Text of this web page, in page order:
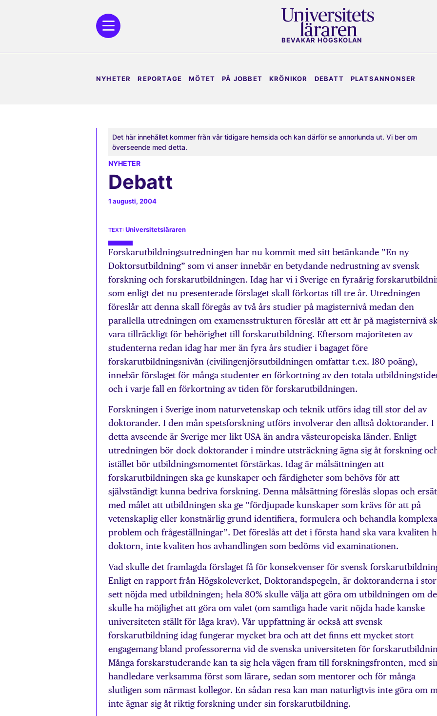
BEVAKAR HÖGSKOLAN
NYHETER REPORTAGE MÖTET PÅ JOBBET KRÖNIKOR DEBATT PLATSANNONSER
Det här innehållet kommer från vår tidigare hemsida och kan därför se annorlunda ut. Vi ber om
överseende med detta.
NYHETER
Debatt
1 augusti, 2004
Universitetsläraren
Forskarutbildningsutredningen har nu kommit med sitt betänkande ”En ny
Doktorsutbildning” som vi anser innebär en betydande nedrustning av svensk
forskning och forskarutbildningen. Idag har vi i Sverige en fyraårig
som enligt det nu presenterade förslaget skall förkortas till tre år. Utredningen
föreslår att denna skall föregås av två års studier på magisternivå medan den
parallella utredningen om examensstrukturen föreslår att ett år på magisternivå
vara tillräckligt för behörighet till forskarutbildning. Eftersom majoriteten av
studenterna redan idag har mer än fyra års studier i bagaget före
forskarutbildningsnivån (civilingenjörsutbildningen omfattar t.ex. 180 poäng),
innebär förslaget för många studenter en förkortning av den totala
och i varje fall en förkortning av tiden för forskarutbildningen.
Forskningen i Sverige inom naturvetenskap och teknik utförs idag till stor del av
doktorander. I den mån spetsforskning utförs involverar den alltså doktorander. I
detta avseende är Sverige mer likt USA än andra västeuropeiska länder. Enligt
utredningen bör dock doktorander i mindre utsträckning ägna sig åt forskning
istället bör utbildningsmomentet förstärkas. Idag är målsättningen att
forskarutbildningen ska ge kunskaper och färdigheter som behövs för att
självständigt kunna bedriva forskning. Denna målsättning föreslås slopas och
med målet att utbildningen ska ge ”fördjupade kunskaper som krävs för att på
vetenskaplig eller konstnärlig grund identifiera, formulera och behandla komplexa
problem och frågeställningar”. Det föreslås att det i första hand ska vara kvaliten
doktorn, inte kvaliten hos avhandlingen som bedöms vid examinationen.
Vad skulle det framlagda förslaget få för konsekvenser för svensk
Enligt en rapport från Högskoleverket, Doktorandspegeln, är doktoranderna i
sett nöjda med utbildningen; hela 80% skulle välja att göra om utbildningen om de
skulle ha möjlighet att göra om valet (om samtliga hade varit nöjda hade kanske
universiteten ställt för låga krav). Vår uppfattning är också att svensk
forskarutbildning idag fungerar mycket bra och att det finns ett mycket stort
engagemang bland professorerna vid de svenska universiteten för
Många forskarstuderande kan ta sig hela vägen fram till forskningsfronten, med
handledare verksamma först som lärare, sedan som mentorer och för många
slutligen som närmast kollegor. En sådan resa kan man naturligtvis inte göra om
inte ägnar sig åt riktig forskning under sin forskarutbildning.